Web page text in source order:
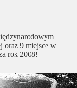
oraz 9 miejsce w
rok 2008!